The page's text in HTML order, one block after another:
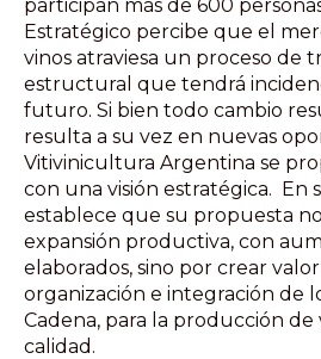
participan más de 600
Estratégico percibe que el
vinos atraviesa un proceso de
estructural que tendrá
futuro. Si bien todo cambio
resulta a su vez en nuevas
Vitivinicultura Argentina se
con una visión estratégica. En
establece que su propuesta
expansión productiva, con
elaborados, sino por crear
organización e integración de
Cadena, para la producción de
calidad.